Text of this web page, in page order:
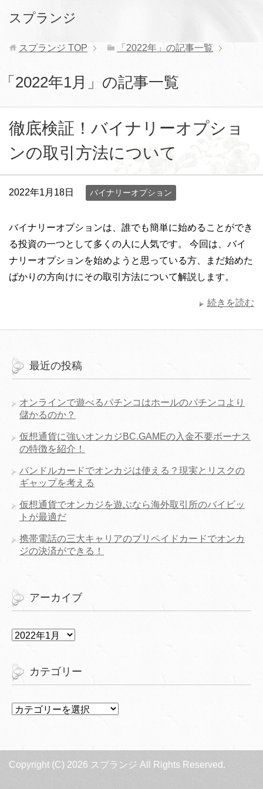
スプランジ
スプランジ TOP 「2022年」の記事一覧
「2022年1月」の記事一覧
徹底検証！バイナリーオプショ
ンの取引方法について
2022年1月18日 バイナリーオプション
バイナリーオプションは、誰でも簡単に始めることができ
る投資の一つとして多くの人に人気です。 今回は、バイ
ナリーオプションを始めようと思っている方、まだ始めた
ばかりの方向けにその取引方法について解説します。
続きを読む
最近の投稿
オンラインで遊べるパチンコはホールのパチンコより
儲かるのか？
仮想通貨に強いオンカジBC.GAMEの入金不要ボーナス
の特徴を紹介！
バンドルカードでオンカジは使える？現実とリスクの
ギャップを考える
仮想通貨でオンカジを遊ぶなら海外取引所のバイビッ
トが最適だ
携帯電話の三大キャリアのプリペイドカードでオンカ
ジの決済ができる！
アーカイブ
ア
イ
ブ
カテゴリー
カ
Copyright (C) 2026 スプランジ All Rights Reserved.